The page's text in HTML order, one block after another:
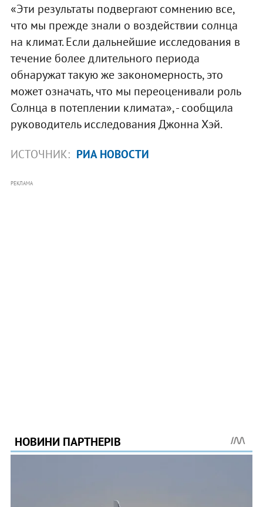
«Эти результаты подвергают сомнению все,
что мы прежде знали о воздействии солнца
на климат. Если дальнейшие исследования в
течение более длительного периода
обнаружат такую же закономерность, это
может означать, что мы переоценивали роль
Солнца в потеплении климата», - сообщила
руководитель исследования Джонна Хэй.
ИСТОЧНИК: РИА НОВОСТИ
РЕКЛАМА